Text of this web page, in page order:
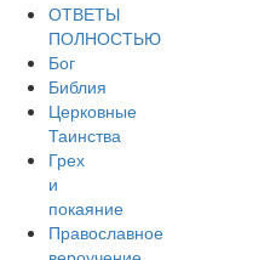
ОТВЕТЫ
ПОЛНОСТЬЮ
Бог
Библия
Церковные
Таинства
Грех
и
покаяние
Православное